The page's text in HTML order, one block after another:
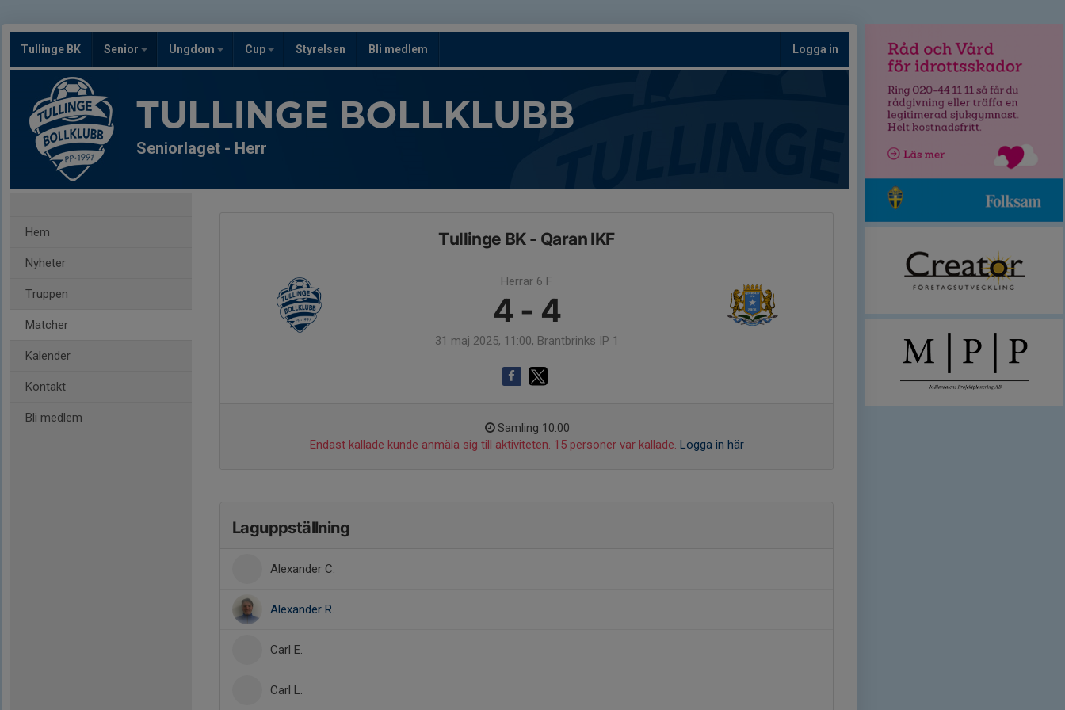
Tullinge BK Senior Ungdom Cup Styrelsen Bli medlem Logga in
TULLINGE BOLLKLUBB
Seniorlaget - Herr
Hem
Nyheter
Truppen
Matcher
Kalender
Kontakt
Bli medlem
Tullinge BK - Qaran IKF
Herrar 6 F
4 - 4
31 maj 2025, 11:00, Brantbrinks IP 1
Samling 10:00
Endast kallade kunde anmäla sig till aktiviteten. 15 personer var kallade. Logga in här
Laguppställning
Alexander C.
Alexander R.
Carl E.
Carl L.